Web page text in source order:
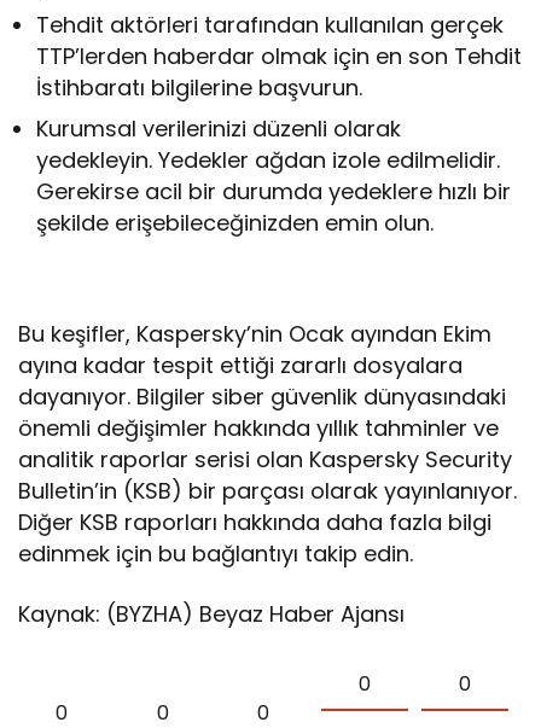
Tehdit aktörleri tarafından kullanılan gerçek
TTP’lerden haberdar olmak için en son Tehdit
İstihbaratı bilgilerine başvurun.
Kurumsal verilerinizi düzenli olarak
yedekleyin. Yedekler ağdan izole edilmelidir.
Gerekirse acil bir durumda yedeklere hızlı bir
şekilde erişebileceğinizden emin olun.
Bu keşifler, Kaspersky’nin Ocak ayından Ekim
ayına kadar tespit ettiği zararlı dosyalara
dayanıyor. Bilgiler siber güvenlik dünyasındaki
önemli değişimler hakkında yıllık tahminler ve
analitik raporlar serisi olan Kaspersky Security
Bulletin’in (KSB) bir parçası olarak yayınlanıyor.
Diğer KSB raporları hakkında daha fazla bilgi
edinmek için bu bağlantıyı takip edin.
Kaynak: (BYZHA) Beyaz Haber Ajansı
0 0 0
0 0